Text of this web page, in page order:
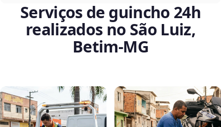
Serviços de guincho 24h
realizados no São Luiz,
Betim‑MG